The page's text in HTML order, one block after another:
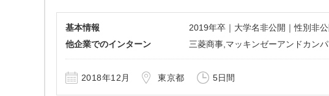
投票する
動画で知ろう！業界・企業研究
基本情報
2019年卒｜大学名非公開｜性別非
他企業でのインターン
三菱商事,マッキンゼーアンドカン
2018年12月 東京都 5日間